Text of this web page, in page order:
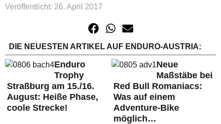
Veröffentlicht: 26. April 2017
DIE NEUESTEN ARTIKEL AUF ENDURO-AUSTRIA:
Enduro
Trophy
Straßburg am 15./16.
August: Heiße Phase,
coole Strecke!
Neue
Maßstäbe bei
Red Bull Romaniacs:
Was auf einem
Adventure-Bike
möglich…